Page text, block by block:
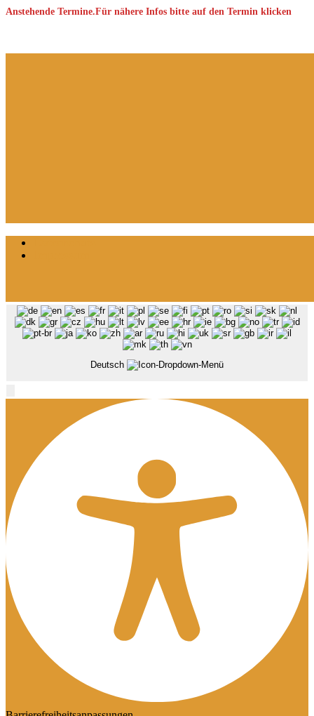
Anstehende Termine.Für nähere Infos bitte auf den Termin klicken
Deutsch